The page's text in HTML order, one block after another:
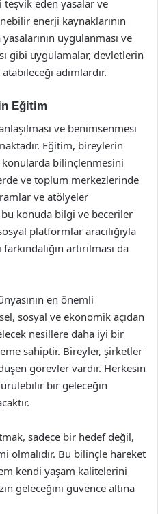
eden yasalar ve
enerji kaynaklarının
uygulanması ve
gibi uygulamalar, devletlerin
adımlardır.
Eğitim
ve benimsenmesi
Eğitim, bireylerin
bilinçlenmesini
ve toplum merkezlerinde
ve atölyeler
konuda bilgi ve beceriler
platformlar aracılığıyla
artırılması da
en önemli
sosyal ve ekonomik açıdan
nesillere daha iyi bir
sahiptir. Bireyler, şirketler
görevler vardır. Herkesin
bir geleceğin
sadece bir hedef değil,
olmalıdır. Bu bilinçle hareket
kendi yaşam kalitelerini
geleceğini güvence altına